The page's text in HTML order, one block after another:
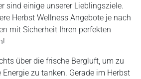
sind einige unserer Lieblingsziele.
Herbst Wellness Angebote je nach
mit Sicherheit Ihren perfekten
über die frische Bergluft, um zu
zu tanken. Gerade im Herbst